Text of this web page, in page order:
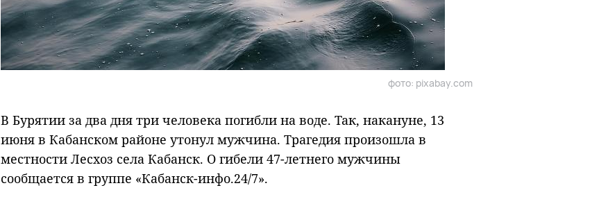
фото: pixabay.com
В Бурятии за два дня три человека погибли на воде. Так, накануне, 13
июня в Кабанском районе утонул мужчина. Трагедия произошла в
местности Лесхоз села Кабанск. О гибели 47-летнего мужчины
сообщается в группе «Кабанск-инфо.24/7».